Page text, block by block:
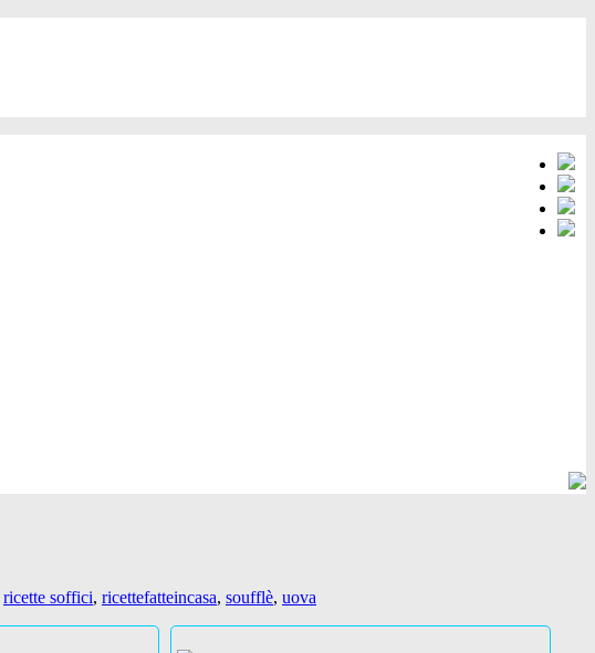
ricette soffici, ricettefatteincasa, soufflè, uova